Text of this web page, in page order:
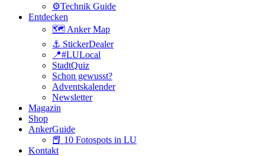
⚙️Technik Guide
Entdecken
🗺️ Anker Map
⚓️ StickerDealer
📍#LULocal
StadtQuiz
Schon gewusst?
Adventskalender
Newsletter
Magazin
Shop
AnkerGuide
📕 10 Fotospots in LU
Kontakt